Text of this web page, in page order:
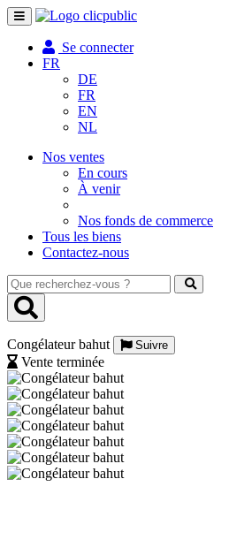
Toggle
navigation
Se connecter
FR
DE
FR
EN
NL
Nos ventes
En cours
À venir
Nos fonds de commerce
Tous les biens
Contactez-nous
Que
recherchez-
vous
Congélateur bahut
Suivre
Vente terminée